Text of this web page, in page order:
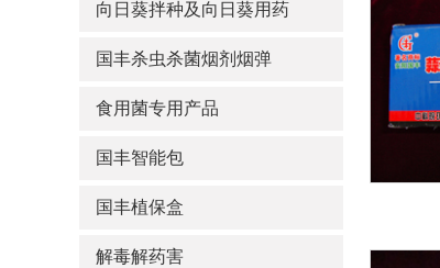
向日葵拌种及向日葵用药
国丰杀虫杀菌烟剂烟弹
食用菌专用产品
国丰智能包
国丰植保盒
解毒解药害